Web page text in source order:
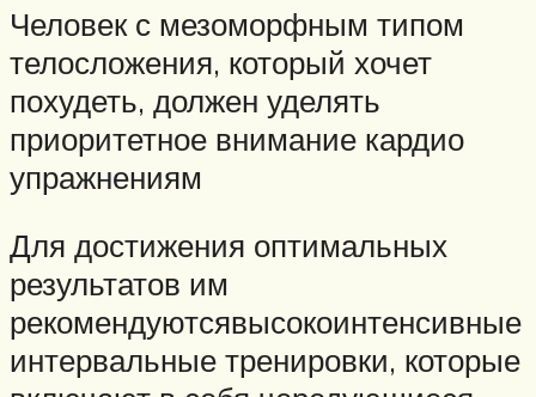
Человек с мезоморфным типом
телосложения, который хочет
похудеть, должен уделять
приоритетное внимание кардио
упражнениям
Для достижения оптимальных
результатов им
рекомендуютсявысокоинтенсивные
интервальные тренировки, которые